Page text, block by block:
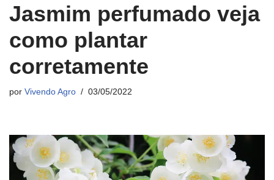
Jasmim perfumado veja
como plantar
corretamente
por Vivendo Agro 03/05/2022